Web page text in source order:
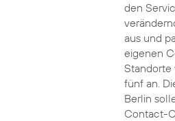
den
aus und
eigenen
Standorte
fünf an.
Berlin
Contact-